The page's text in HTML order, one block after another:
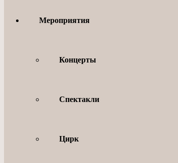
Мероприятия
Концерты
Спектакли
Цирк